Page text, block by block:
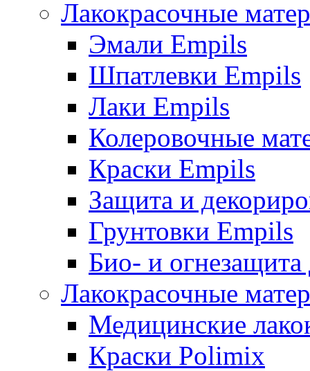
Лакокрасочные
Эмали Empils
Шпатлевки Empils
Лаки Empils
Колеровочные
Краски Empils
Защита и
Грунтовки Empils
Био- и
Лакокрасочные
Медицинские
Краски Polimix